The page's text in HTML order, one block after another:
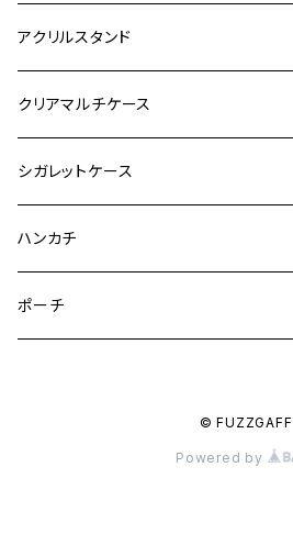
アクリルスタンド
クリアマルチケース
シガレットケース
ハンカチ
ポーチ
© FUZZGAFF
Powered by